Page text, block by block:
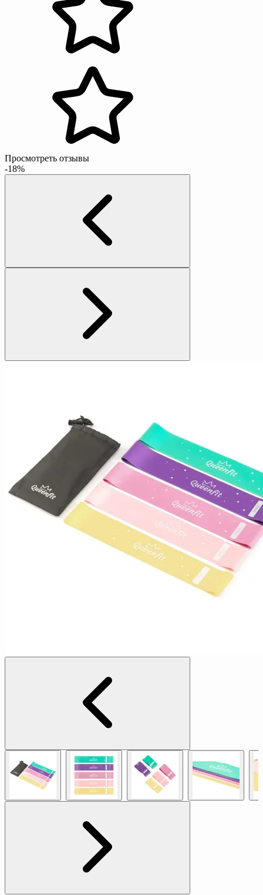
Просмотреть отзывы
-18%